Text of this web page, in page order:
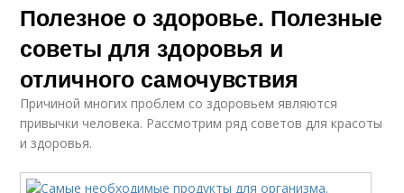
Полезное о здоровье. Полезные
советы для здоровья и
отличного самочувствия
Причиной многих проблем со здоровьем являются
привычки человека. Рассмотрим ряд советов для красоты
и здоровья.